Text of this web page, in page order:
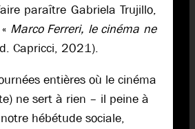
paraître Gabriela Trujillo,
Marco Ferreri, le cinéma ne
Capricci, 2021).
entières où le cinéma
ne sert à rien – il peine à
hébétude sociale,